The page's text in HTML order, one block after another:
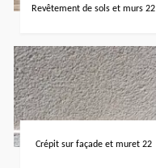
Revêtement de sols et murs 22
Crépit sur façade et muret 22